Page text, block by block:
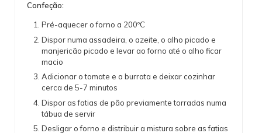
Confeção:
Pré-aquecer o forno a 200ºC
Dispor numa assadeira, o azeite, o alho picado e
manjericão picado e levar ao forno até o alho ficar
macio
Adicionar o tomate e a burrata e deixar cozinhar
cerca de 5-7 minutos
Dispor as fatias de pão previamente torradas numa
tábua de servir
Desligar o forno e distribuir a mistura sobre as fatias